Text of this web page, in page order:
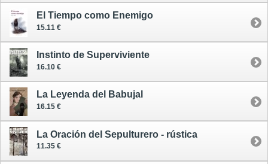
El Tiempo como Enemigo
15.11 €
Instinto de Superviviente
16.10 €
La Leyenda del Babujal
16.15 €
La Oración del Sepulturero - rústica
11.35 €